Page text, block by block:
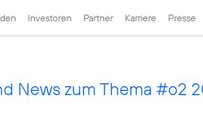
Investoren Partner Karriere Presse
News zum Thema #o2